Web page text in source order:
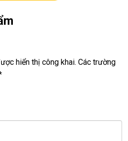
HDMI
có đèn bàn phím.
m6, core i7, ram 8G, hdd 1T,
m6, core i7, ram 12G, hdd 1T,
hiển thị công khai. Các trường